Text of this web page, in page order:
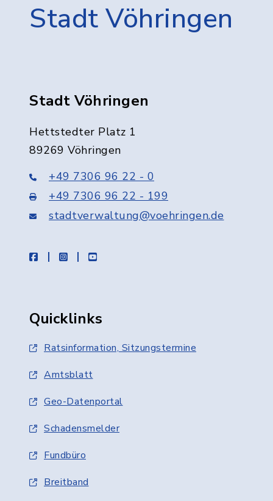
Stadt Vöhringen
Stadt Vöhringen
Hettstedter Platz 1
89269 Vöhringen
+49 7306 96 22 - 0
+49 7306 96 22 - 199
stadtverwaltung@voehringen.de
facebookinstagramyoutube
Quicklinks
Ratsinformation, Sitzungstermine
Amtsblatt
Geo-Datenportal
Schadensmelder
Fundbüro
Breitband